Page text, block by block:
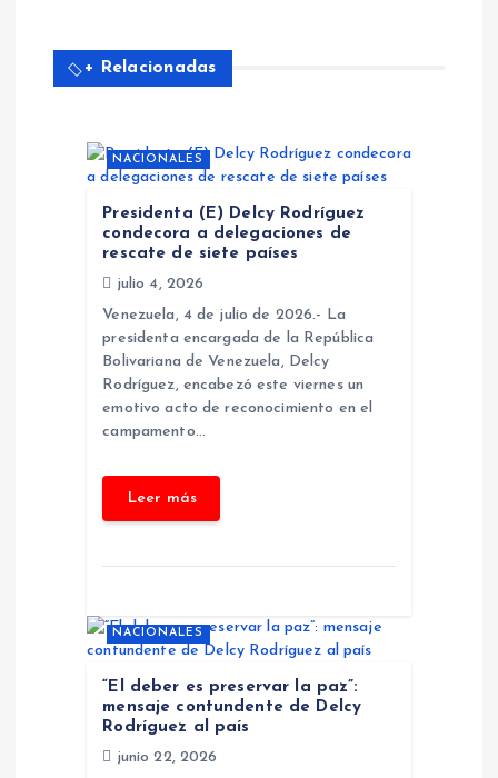
ó
+ Relacionadas
NACIONALES
Presidenta (E) Delcy Rodríguez
condecora a delegaciones de
rescate de siete países
julio 4, 2026
Venezuela, 4 de julio de 2026.- La
presidenta encargada de la República
Bolivariana de Venezuela, Delcy
Rodríguez, encabezó este viernes un
emotivo acto de reconocimiento en el
campamento…
NACIONALES
“El deber es preservar la paz”:
mensaje contundente de Delcy
Rodríguez al país
junio 22, 2026